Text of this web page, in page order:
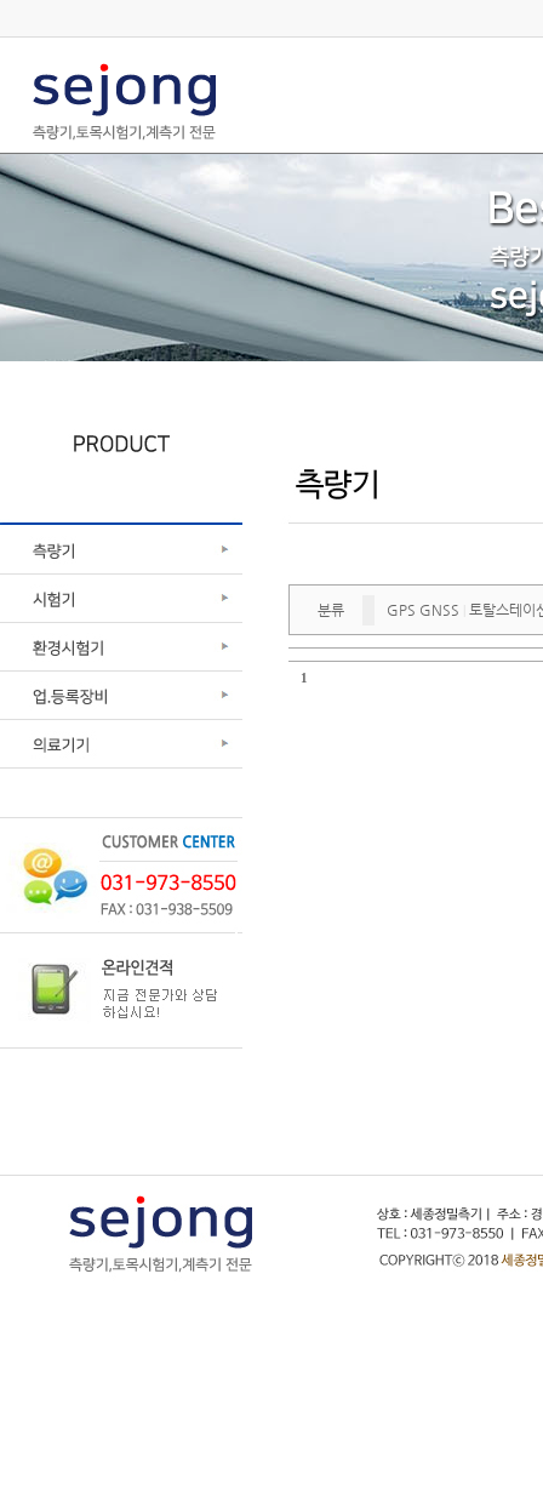
분류 GPS GNSS 토탈스테이
1